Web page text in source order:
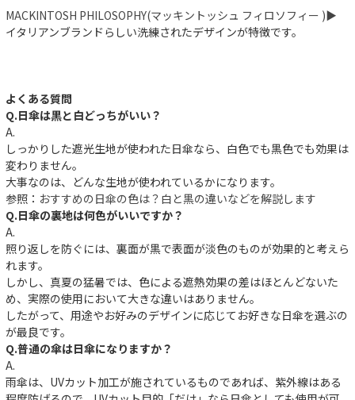
MACKINTOSH PHILOSOPHY(マッキントッシュ フィロソフィー )▶︎
イタリアンブランドらしい洗練されたデザインが特徴です。
よくある質問
Q.日傘は黒と白どっちがいい？
A.
しっかりした遮光生地が使われた日傘なら、白色でも黒色でも効果は
変わりません。
大事なのは、どんな生地が使われているかになります。
参照： おすすめの日傘の色は？白と黒の違いなどを解説します
Q.日傘の裏地は何色がいいですか？
A.
照り返しを防ぐには、裏面が黒で表面が淡色のものが効果的と考えら
れます。
しかし、真夏の猛暑では、色による遮熱効果の差はほとんどないた
め、実際の使用において大きな違いはありません。
したがって、用途やお好みのデザインに応じてお好きな日傘を選ぶの
が最良です。
Q.普通の傘は日傘になりますか？
A.
雨傘は、UVカット加工が施されているものであれば、紫外線はある